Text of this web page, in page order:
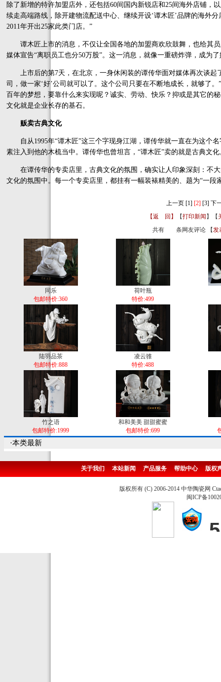
除了新增的特许加盟店外，还包括60间国内新锐店和25间海外店铺，
续走高端路线，除开建物流配送中心、继续开设‘谭木匠’品牌的海外分
2011年开出25家此类门店。”
谭木匠上市的消息，不仅让全国各地的加盟商欢欣鼓舞，也给其
媒体宣告“离职员工也分50万股”。这一消息，就像一重磅炸弹，成为
上市后的第7天，在北京，一身休闲装的谭传华面对媒体再次谈起
司，做一家‘好’公司就可以了。这个公司只要在不断地成长，就够了
百年的梦想，要靠什么来实现呢？诚实、劳动、快乐？抑或是其它的
文化就是企业长存的基石。
贩卖古典文化
自从1995年“谭木匠”这三个字现身江湖，谭传华就一直在为这个
素注入到他的木梳当中。谭传华也曾坦言，“谭木匠”卖的就是古典文化
在谭传华的专卖店里，古典文化的氛围，确实让人印象深刻：不
文化的氛围中。每一个专卖店里，都挂有一幅装裱精美的、题为“一段
上一页 [1] [2] [3] 下
【返 回】
【打印新闻 】【
共有
条网友评论 【发
同乐
包邮特价:360
荷叶瓶
特价:499
陆羽品茶
包邮特价:888
凌云骓
特价:488
竹之语
包邮特价:1999
和和美美 甜甜蜜蜜
包邮特价:699
·本类最新
关于我们 本站新闻 产品服务 帮助中心 版权
版权所有 (C) 2006-2014 中华陶瓷网
闽ICP备